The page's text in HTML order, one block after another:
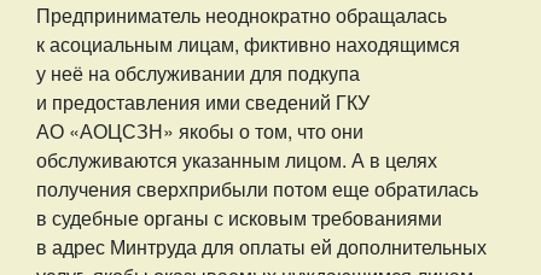
Предприниматель неоднократно обращалась
к асоциальным лицам, фиктивно находящимся
у неё на обслуживании для подкупа
и предоставления ими сведений ГКУ
АО «АОЦСЗН» якобы о том, что они
обслуживаются указанным лицом. А в целях
получения сверхприбыли потом еще обратилась
в судебные органы с исковым требованиями
в адрес Минтруда для оплаты ей дополнительных